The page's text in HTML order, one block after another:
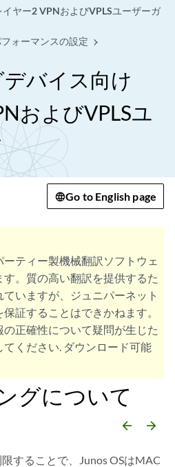
ヤー2 VPNおよびVPLSユーザーガ
ォーマンスの設定
バイス向け
およびVPLSユ
Go to English page
ティー製機械翻訳ソフトウェ
。質の高い翻訳を提供するた
いますが、ジュニパーネット
証することはできかねます。
正確性について疑問が生じた
ください. ダウンロード可能
グについて
arrow_backward arrow_forward
することで、Junos OSはMAC